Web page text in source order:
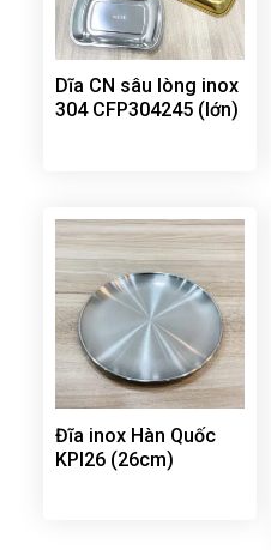
Dĩa CN sâu lòng inox
304 CFP304245 (lớn)
Đĩa inox Hàn Quốc
KPI26 (26cm)